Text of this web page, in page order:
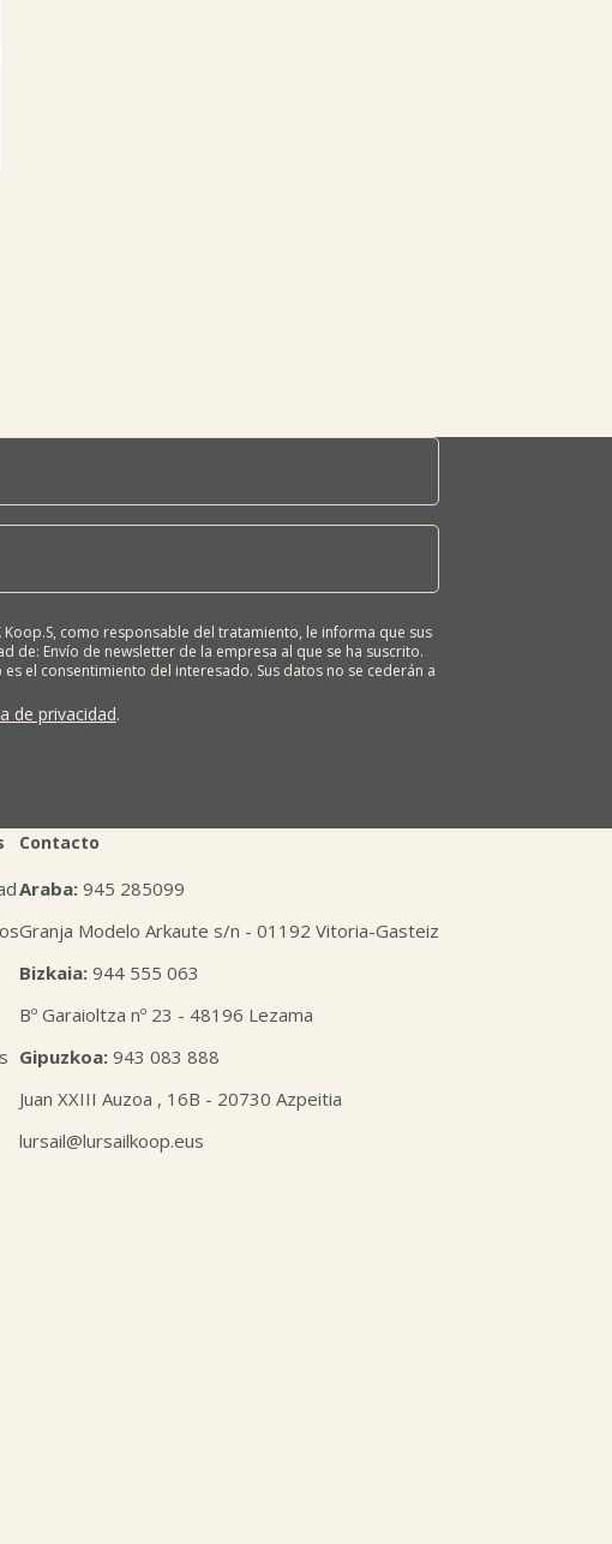
Koop.S, como responsable del tratamiento, le informa que sus
de: Envío de newsletter de la empresa al que se ha suscrito.
el consentimiento del interesado. Sus datos no se cederán a
oposición o derecho a la portabilidad de sus datos
de nuestras oficinas, GARAIOLTZA, Nº 23, 48196 LEZAMA-
de privacidad.
Contacto
Araba: 945 285099
Granja Modelo Arkaute s/n - 01192 Vitoria-Gasteiz
Bizkaia: 944 555 063
Bº Garaioltza nº 23 - 48196 Lezama
Gipuzkoa: 943 083 888
Juan XXIII Auzoa , 16B - 20730 Azpeitia
lursail@lursailkoop.eus